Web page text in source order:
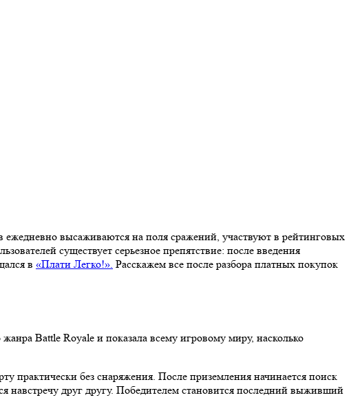
высаживаются на поля сражений, участвуют в рейтинговых
существует серьезное препятствие: после введения
в «Плати Легко!». Расскажем все после разбора платных покупок
Battle Royale и показала всему игровому миру, насколько
практически без снаряжения. После приземления начинается поиск
навстречу друг другу. Победителем становится последний выживший